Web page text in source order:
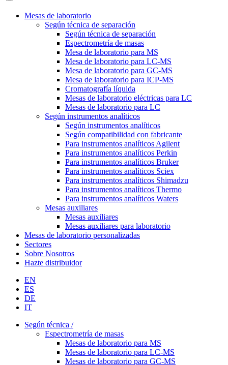
Mesas de laboratorio
Según técnica de separación
Según técnica de separación
Espectrometría de masas
Mesa de laboratorio para MS
Mesa de laboratorio para LC-MS
Mesa de laboratorio para GC-MS
Mesa de laboratorio para ICP-MS
Cromatografía líquida
Mesas de laboratorio eléctricas para LC
Mesas de laboratorio para LC
Según instrumentos analíticos
Según instrumentos analíticos
Según compatibilidad con fabricante
Para instrumentos analíticos Agilent
Para instrumentos analíticos Perkin
Para instrumentos analíticos Bruker
Para instrumentos analíticos Sciex
Para instrumentos analíticos Shimadzu
Para instrumentos analíticos Thermo
Para instrumentos analíticos Waters
Mesas auxiliares
Mesas auxiliares
Mesas auxiliares para laboratorio
Mesas de laboratorio personalizadas
Sectores
Sobre Nosotros
Hazte distribuidor
EN
ES
DE
IT
Según técnica /
Espectrometría de masas
Mesas de laboratorio para MS
Mesas de laboratorio para LC-MS
Mesas de laboratorio para GC-MS